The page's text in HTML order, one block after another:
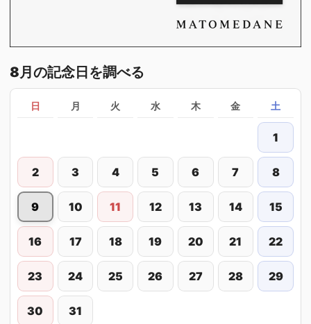
8月の記念日を調べる
日 月 火 水 木 金 土
1
2 3 4 5 6 7 8
9 10 11 12 13 14 15
16 17 18 19 20 21 22
23 24 25 26 27 28 29
30 31